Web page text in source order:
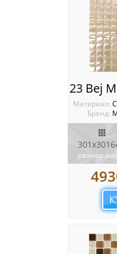
Материал:
Бренд:
301х3016
размер